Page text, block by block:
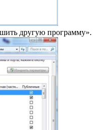
другую программу».